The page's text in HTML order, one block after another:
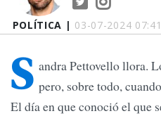
POLÍTICA | 03-07-2024 07:41
S andra Pettovello llora.
pero, sobre todo,
El día en que conoció el que